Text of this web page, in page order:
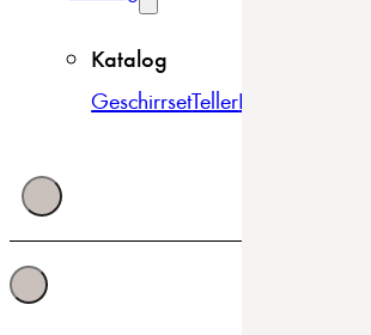
Katalog
GeschirrsetTellerBowls &